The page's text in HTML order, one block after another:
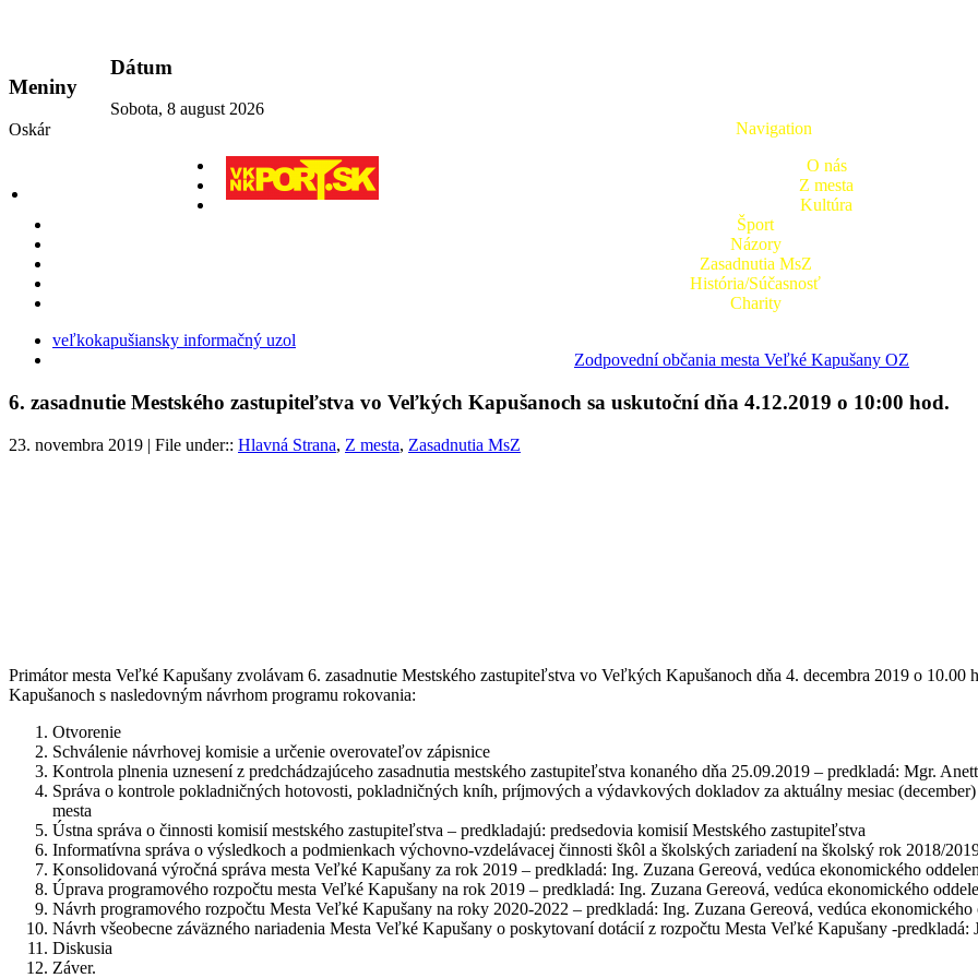
Meniny
Oskár
Dátum
Sobota, 8 august 2026
Navigation
O nás
Z mesta
Kultúra
Šport
Názory
Zasadnutia MsZ
História/Súčasnosť
Charity
veľkokapušiansky informačný uzol
Zodpovední občania mesta Veľké Kapušany OZ
6. zasadnutie Mestského zastupiteľstva vo Veľkých Kapušanoch sa uskutoční dňa 4.12.2019 o 10:00 hod.
23. novembra 2019 | File under:: Hlavná Strana, Z mesta, Zasadnutia MsZ
Primátor mesta Veľké Kapušany zvolávam 6. zasadnutie Mestského zastupiteľstva vo Veľkých Kapušanoch dňa 4. decembra 2019 o 10.00
Kapušanoch s nasledovným návrhom programu rokovania:
Otvorenie
Schválenie návrhovej komisie a určenie overovateľov zápisnice
Kontrola plnenia uznesení z predchádzajúceho zasadnutia mestského zastupiteľstva konaného dňa 25.09.2019 – predkladá: Mgr.
Správa o kontrole pokladničných hotovosti, pokladničných kníh, príjmových a výdavkových dokladov za aktuálny mesiac
mesta
Ústna správa o činnosti komisií mestského zastupiteľstva – predkladajú: predsedovia komisií Mestského zastupiteľstva
Informatívna správa o výsledkoch a podmienkach výchovno-vzdelávacej činnosti škôl a školských zariadení na školský rok 2018/
Konsolidovaná výročná správa mesta Veľké Kapušany za rok 2019 – predkladá: Ing. Zuzana Gereová, vedúca ekonomického
Úprava programového rozpočtu mesta Veľké Kapušany na rok 2019 – predkladá: Ing. Zuzana Gereová, vedúca ekonomického
Návrh programového rozpočtu Mesta Veľké Kapušany na roky 2020-2022 – predkladá: Ing. Zuzana Gereová, vedúca ekonomického
Návrh všeobecne záväzného nariadenia Mesta Veľké Kapušany o poskytovaní dotácií z rozpočtu Mesta Veľké Kapušany -predkladá:
Diskusia
Záver.